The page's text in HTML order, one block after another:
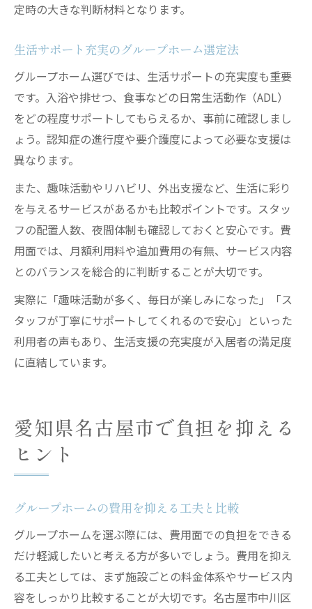
定時の大きな判断材料となります。
生活サポート充実のグループホーム選定法
グループホーム選びでは、生活サポートの充実度も重要
です。入浴や排せつ、食事などの日常生活動作（ADL）
をどの程度サポートしてもらえるか、事前に確認しまし
ょう。認知症の進行度や要介護度によって必要な支援は
異なります。
また、趣味活動やリハビリ、外出支援など、生活に彩り
を与えるサービスがあるかも比較ポイントです。スタッ
フの配置人数、夜間体制も確認しておくと安心です。費
用面では、月額利用料や追加費用の有無、サービス内容
とのバランスを総合的に判断することが大切です。
実際に「趣味活動が多く、毎日が楽しみになった」「ス
タッフが丁寧にサポートしてくれるので安心」といった
利用者の声もあり、生活支援の充実度が入居者の満足度
に直結しています。
愛知県名古屋市で負担を抑える
ヒント
グループホームの費用を抑える工夫と比較
グループホームを選ぶ際には、費用面での負担をできる
だけ軽減したいと考える方が多いでしょう。費用を抑え
る工夫としては、まず施設ごとの料金体系やサービス内
容をしっかり比較することが大切です。名古屋市中川区